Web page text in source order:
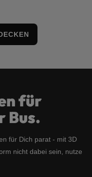
für
Bus.
für Dich parat - mit 3D
nicht dabei sein, nutze